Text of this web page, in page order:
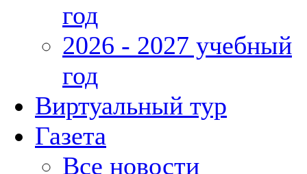
год
2026 - 2027 учебный
год
Виртуальный тур
Газета
Все новости